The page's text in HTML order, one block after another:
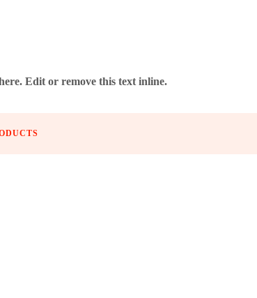
Edit or remove this text inline.
– ohne Risiko.